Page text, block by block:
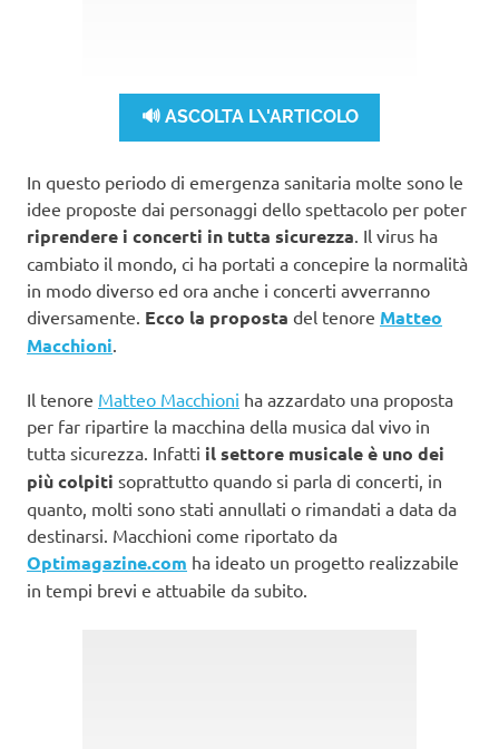
🔊 ASCOLTA L\'ARTICOLO
In questo periodo di emergenza sanitaria molte sono le
idee proposte dai personaggi dello spettacolo per poter
riprendere i concerti in tutta sicurezza . Il virus ha
cambiato il mondo, ci ha portati a concepire la normalità
in modo diverso ed ora anche i concerti avverranno
diversamente. Ecco la proposta del tenore Matteo
Macchioni
Il tenore Matteo Macchioni ha azzardato una proposta
per far ripartire la macchina della musica dal vivo in
tutta sicurezza. Infatti il settore musicale è uno dei
più colpiti soprattutto quando si parla di concerti, in
quanto, molti sono stati annullati o rimandati a data da
destinarsi. Macchioni come riportato da
Optimagazine.com ha ideato un progetto realizzabile
in tempi brevi e attuabile da subito.